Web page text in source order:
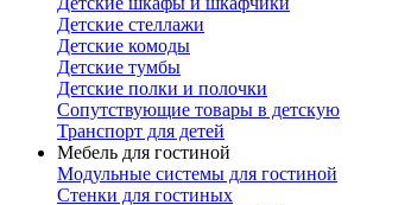
Детские стеллажи
Детские комоды
Детские тумбы
Детские полки и полочки
Сопутствующие товары в детскую
Транспорт для детей
Мебель для гостиной
Модульные системы для гостиной
Стенки для гостиных